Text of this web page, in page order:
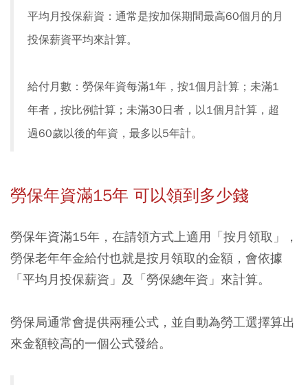
平均月投保薪資：通常是按加保期間最高60個月的月
投保薪資平均來計算。
給付月數：勞保年資每滿1年，按1個月計算；未滿1
年者，按比例計算；未滿30日者，以1個月計算，超
過60歲以後的年資，最多以5年計。
勞保年資滿15年 可以領到多少錢
勞保年資滿15年，在請領方式上適用「按月領取」，
勞保老年年金給付也就是按月領取的金額，會依據
「平均月投保薪資」及「勞保總年資」來計算。
勞保局通常會提供兩種公式，並自動為勞工選擇算出
來金額較高的一個公式發給。